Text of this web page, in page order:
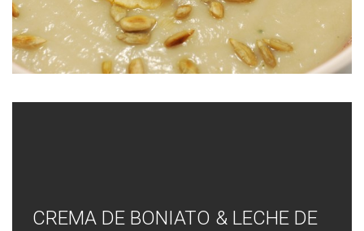
CREMA DE BONIATO & LECHE DE